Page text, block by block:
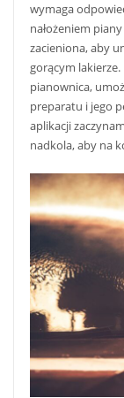
wymaga
nałożeniem
zacieniona, aby
gorącym
pianownica,
preparatu i jego
aplikacji
nadkola, aby na